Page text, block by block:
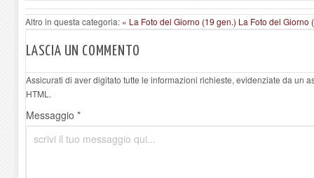
Altro in questa categoria: « La Foto del Giorno (19 gen.) La Foto del Giorno
LASCIA UN COMMENTO
Assicurati di aver digitato tutte le informazioni richieste, evidenziate da un
HTML.
Messaggio *